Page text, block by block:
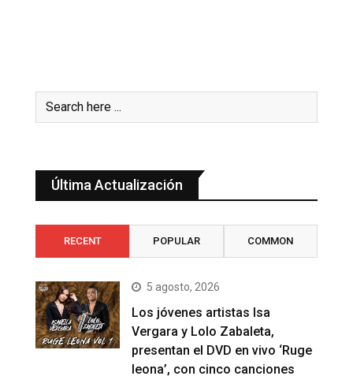
Última Actualización
RECENT POPULAR COMMON
5 agosto, 2026
Los jóvenes artistas Isa
Vergara y Lolo Zabaleta,
presentan el DVD en vivo ‘Ruge
leona’, con cinco canciones